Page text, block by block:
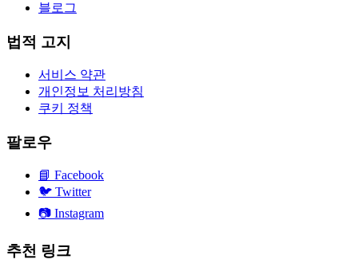
블로그
법적 고지
서비스 약관
개인정보 처리방침
쿠키 정책
팔로우
📘 Facebook
🐦 Twitter
📷 Instagram
추천 링크